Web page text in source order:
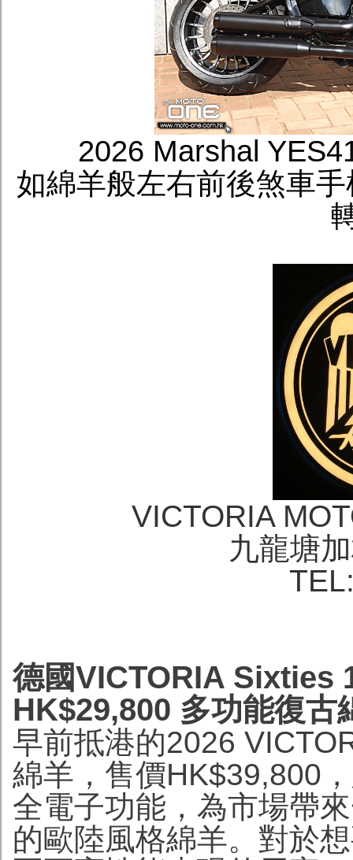
2026 Marshal
如綿羊般左右前後煞車
VICTORIA
九龍塘
德國VICTORIA Sixties
HK$29,800 多功能復古
早前抵港的2026
綿羊，售價HK$39,800
全電子功能，為市場帶
的歐陸風格綿羊。對於